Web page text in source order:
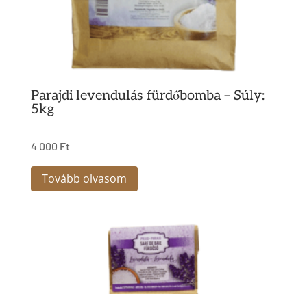
választhatók
ki
Parajdi levendulás fürdőbomba – Súly:
5kg
4 000 Ft
Tovább olvasom